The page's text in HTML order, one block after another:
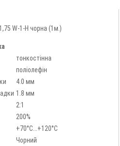
W-1-H чорна (1м.)
тонкостінна
поліолефін
4.0 мм
1.8 мм
2:1
200%
+70°C...+120°C
Чорний